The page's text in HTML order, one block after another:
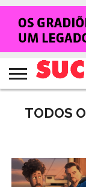
HOME
NOTÍCIAS
SHOWS
ENTREVISTAS
CLIQUES
RANKING
CROWLEY
TV
SUCESSO!
REVISTA
SUCESSO!
TODOS